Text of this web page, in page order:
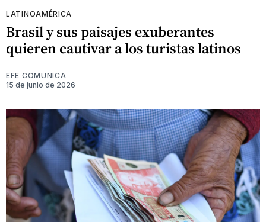
LATINOAMÉRICA
Brasil y sus paisajes exuberantes
quieren cautivar a los turistas latinos
EFE COMUNICA
15 de junio de 2026